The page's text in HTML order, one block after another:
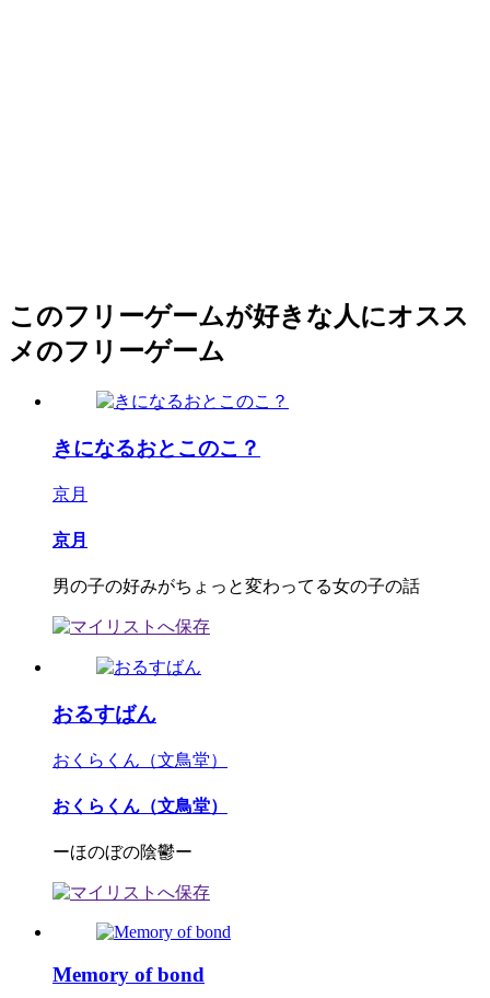
このフリーゲームが好きな人にオスス
メのフリーゲーム
きになるおとこのこ？
京月
京月
男の子の好みがちょっと変わってる女の子の話
おるすばん
おくらくん（文鳥堂）
おくらくん（文鳥堂）
ーほのぼの陰鬱ー
Memory of bond